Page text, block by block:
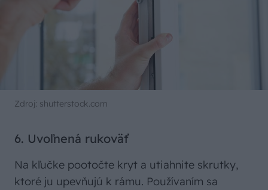
Zdroj: shutterstock.com
6. Uvoľnená rukoväť
Na kľučke pootočte kryt a utiahnite skrutky,
ktoré ju upevňujú k rámu. Používaním sa